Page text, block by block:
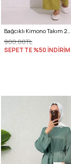
Bağcıklı Kimono Takım 26610 - YAĞ YEŞİLİ
900,00TL
SEPETTE %50 İNDİRİM